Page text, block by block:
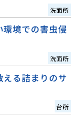
洗面所
環境での害虫侵
洗面所
える詰まりのサ
台所